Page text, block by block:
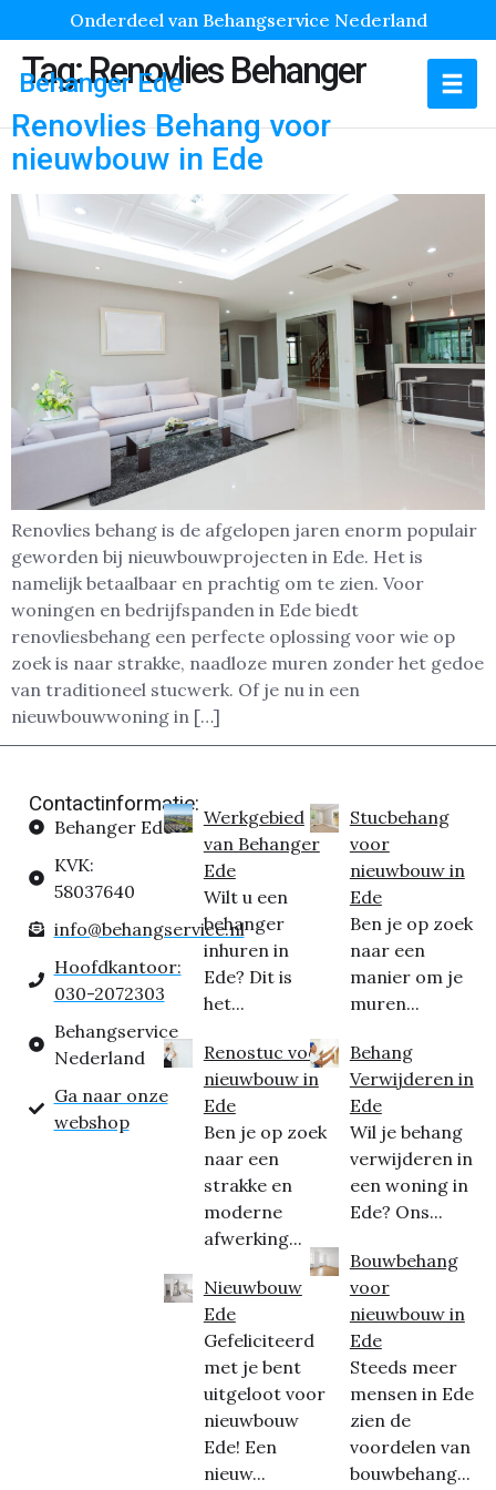
Onderdeel van Behangservice Nederland
Behanger Ede
Tag:Renovlies Behanger
Renovlies Behang voor
nieuwbouw in Ede
Renovlies behang is de afgelopen jaren enorm populair
geworden bij nieuwbouwprojecten in Ede. Het is
namelijk betaalbaar en prachtig om te zien. Voor
woningen en bedrijfspanden in Ede biedt
renovliesbehang een perfecte oplossing voor wie op
zoek is naar strakke, naadloze muren zonder het gedoe
van traditioneel stucwerk. Of je nu in een
nieuwbouwwoning in […]
Contactinformatie:
Behanger Ede
KVK:
58037640
info@behangservice.nl
Hoofdkantoor:
030-2072303
Behangservice
Nederland
Ga naar onze
webshop
Werkgebied
van Behanger
Ede
Wilt u een
behanger
inhuren in
Ede? Dit is
het...
Renostuc voor
nieuwbouw in
Ede
Ben je op zoek
naar een
strakke en
moderne
afwerking...
Nieuwbouw
Ede
Gefeliciteerd
met je bent
uitgeloot voor
nieuwbouw
Ede! Een
nieuw...
Stucbehang
voor
nieuwbouw in
Ede
Ben je op zoek
naar een
manier om je
muren...
Behang
Verwijderen in
Ede
Wil je behang
verwijderen in
een woning in
Ede? Ons...
Bouwbehang
voor
nieuwbouw in
Ede
Steeds meer
mensen in Ede
zien de
voordelen van
bouwbehang...